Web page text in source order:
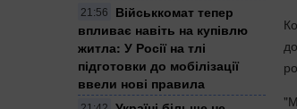
21:56
Військкомат тепер
впливає навіть на купівлю
житла: У Росії на тлі
підготовки до мобілізації
ввели нові правила